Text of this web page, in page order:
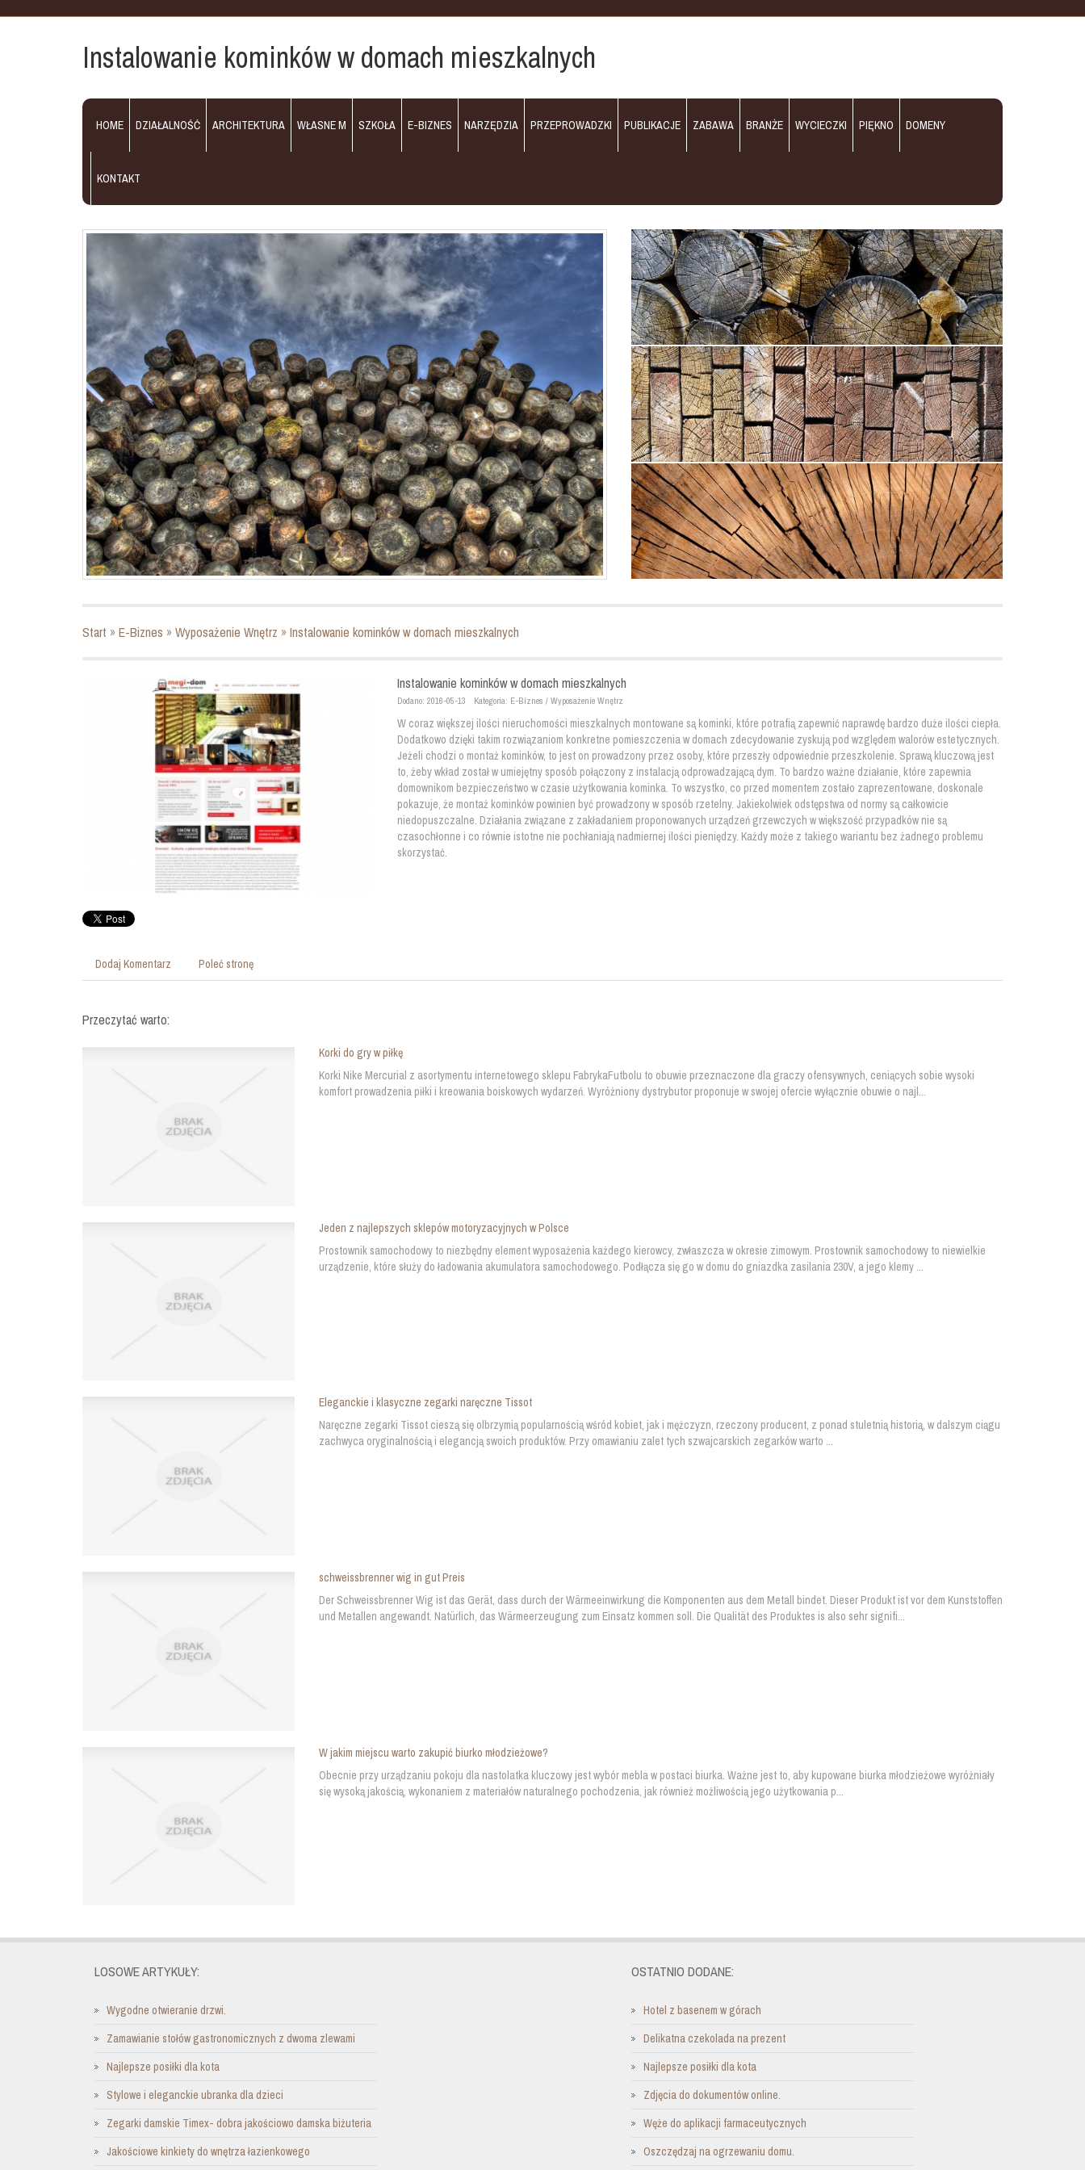
Instalowanie kominków w domach mieszkalnych
HOME DZIAŁALNOŚĆ ARCHITEKTURA WŁASNE M SZKOŁA E-BIZNES NARZĘDZIA PRZEPROWADZKI PUBLIKACJE ZABAWA BRANŻE WYCIECZKI PIĘKNO DOMENY
KONTAKT
Start »E-Biznes »Wyposażenie Wnętrz »Instalowanie kominków w domach mieszkalnych
Instalowanie kominków w domach mieszkalnych
Dodano: 2016-05-13 Kategoria: E-Biznes / Wyposażenie Wnętrz
W coraz większej ilości nieruchomości mieszkalnych montowane są kominki, które potrafią zapewnić naprawdę bardzo duże ilości ciepła.
Dodatkowo dzięki takim rozwiązaniom konkretne pomieszczenia w domach zdecydowanie zyskują pod względem walorów estetycznych.
Jeżeli chodzi o montaż kominków, to jest on prowadzony przez osoby, które przeszły odpowiednie przeszkolenie. Sprawą kluczową jest
to, żeby wkład został w umiejętny sposób połączony z instalacją odprowadzającą dym. To bardzo ważne działanie, które zapewnia
domownikom bezpieczeństwo w czasie użytkowania kominka. To wszystko, co przed momentem zostało zaprezentowane, doskonale
pokazuje, że montaż kominków powinien być prowadzony w sposób rzetelny. Jakiekolwiek odstępstwa od normy są całkowicie
niedopuszczalne. Działania związane z zakładaniem proponowanych urządzeń grzewczych w większość przypadków nie są
czasochłonne i co równie istotne nie pochłaniają nadmiernej ilości pieniędzy. Każdy może z takiego wariantu bez żadnego problemu
skorzystać.
Dodaj Komentarz Poleć stronę
Przeczytać warto:
Korki do gry w piłkę
Korki Nike Mercurial z asortymentu internetowego sklepu FabrykaFutbolu to obuwie przeznaczone dla graczy ofensywnych, ceniących sobie wysoki
komfort prowadzenia piłki i kreowania boiskowych wydarzeń. Wyróżniony dystrybutor proponuje w swojej ofercie wyłącznie obuwie o najl...
Jeden z najlepszych sklepów motoryzacyjnych w Polsce
Prostownik samochodowy to niezbędny element wyposażenia każdego kierowcy, zwłaszcza w okresie zimowym. Prostownik samochodowy to niewielkie
urządzenie, które służy do ładowania akumulatora samochodowego. Podłącza się go w domu do gniazdka zasilania 230V, a jego klemy ...
Eleganckie i klasyczne zegarki naręczne Tissot
Naręczne zegarki Tissot cieszą się olbrzymią popularnością wśród kobiet, jak i mężczyzn, rzeczony producent, z ponad stuletnią historią, w dalszym ciągu
zachwyca oryginalnością i elegancją swoich produktów. Przy omawianiu zalet tych szwajcarskich zegarków warto ...
schweissbrenner wig in gut Preis
Der Schweissbrenner Wig ist das Gerät, dass durch der Wärmeeinwirkung die Komponenten aus dem Metall bindet. Dieser Produkt ist vor dem Kunststoffen
und Metallen angewandt. Natürlich, das Wärmeerzeugung zum Einsatz kommen soll. Die Qualität des Produktes is also sehr signifi...
W jakim miejscu warto zakupić biurko młodzieżowe?
Obecnie przy urządzaniu pokoju dla nastolatka kluczowy jest wybór mebla w postaci biurka. Ważne jest to, aby kupowane biurka młodzieżowe wyróżniały
się wysoką jakością, wykonaniem z materiałów naturalnego pochodzenia, jak również możliwością jego użytkowania p...
LOSOWE ARTYKUŁY:
Wygodne otwieranie drzwi.
Zamawianie stołów gastronomicznych z dwoma zlewami
Najlepsze posiłki dla kota
Stylowe i eleganckie ubranka dla dzieci
Zegarki damskie Timex- dobra jakościowo damska biżuteria
Jakościowe kinkiety do wnętrza łazienkowego
OSTATNIO DODANE:
Hotel z basenem w górach
Delikatna czekolada na prezent
Najlepsze posiłki dla kota
Zdjęcia do dokumentów online.
Węże do aplikacji farmaceutycznych
Oszczędzaj na ogrzewaniu domu.